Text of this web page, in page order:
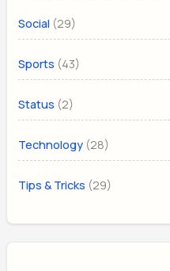
Social (29)
Sports (43)
Status (2)
Technology (28)
Tips & Tricks (29)